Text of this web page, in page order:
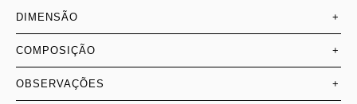
DIMENSÃO +
COMPOSIÇÃO +
OBSERVAÇÕES +